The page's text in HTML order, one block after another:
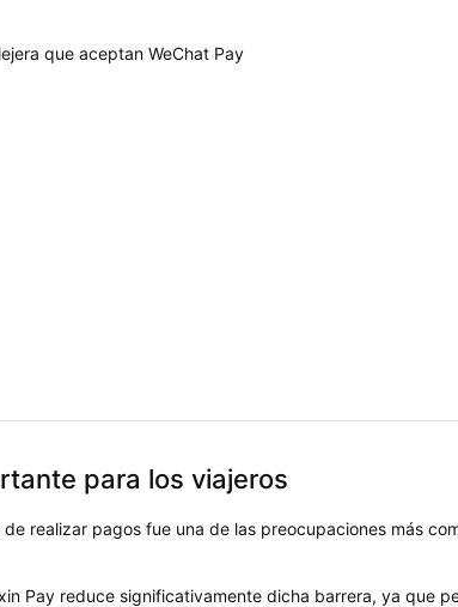
que aceptan WeChat Pay
para los viajeros
realizar pagos fue una de las preocupaciones más
Pay reduce significativamente dicha barrera, ya que